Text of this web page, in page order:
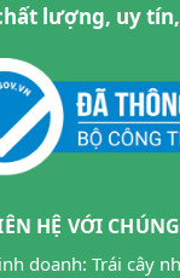
lượng, uy
HỆ VỚI
doanh: Trái cây